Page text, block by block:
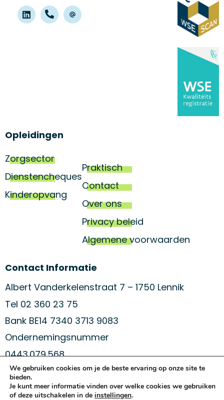
Opleidingen
Zorgsector
Dienstencheques
Kinderopvang
Praktisch
Contact
Over ons
Privacy beleid
Algemene voorwaarden
Contact Informatie
Albert Vanderkelenstraat 7 – 1750 Lennik
Tel 02 360 23 75
Bank BE14 7340 3713 9083
Ondernemingsnummer
0443.079.568
blijf op de hoogte van ons aanbod
We gebruiken cookies om je de beste ervaring op onze site te
bieden.
Je kunt meer informatie vinden over welke cookies we gebruiken
of deze uitschakelen in de instellingen.